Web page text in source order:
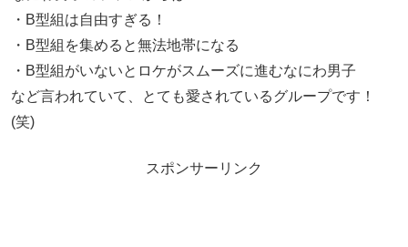
・B型組は自由すぎる！
・B型組を集めると無法地帯になる
・B型組がいないとロケがスムーズに進むなにわ男子
など言われていて、とても愛されているグループです！
(笑)
スポンサーリンク